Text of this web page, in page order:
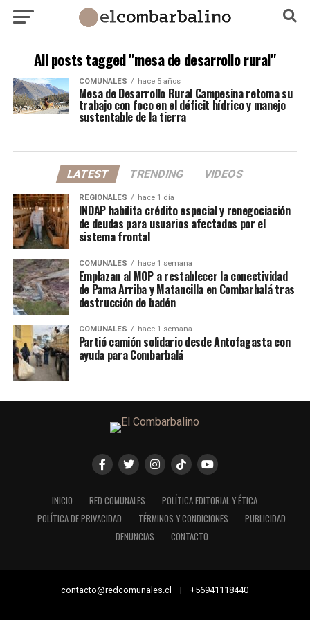
All posts tagged "mesa de desarrollo rural"
COMUNALES hace 5 años
Mesa de Desarrollo Rural Campesina retoma su
trabajo con foco en el déficit hídrico y manejo
sustentable de la tierra
LATEST TRENDING VIDEOS
REGIONALES hace 1 día
INDAP habilita crédito especial y renegociación
de deudas para usuarios afectados por el
sistema frontal
COMUNALES hace 1 semana
Emplazan al MOP a restablecer la conectividad
de Pama Arriba y Matancilla en Combarbalá tras
destrucción de badén
COMUNALES hace 1 semana
Partió camión solidario desde Antofagasta con
ayuda para Combarbalá
INICIO RED COMUNALES
POLÍTICA EDITORIAL Y ÉTICA
POLÍTICA DE PRIVACIDAD
TÉRMINOS Y CONDICIONES
PUBLICIDAD
DENUNCIAS
CONTACTO
contacto@redcomunales.cl | +56941118440